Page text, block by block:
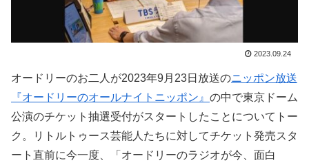
2023.09.24
オードリーのお二人が2023年9月23日放送のニッポン放送
『オードリーのオールナイトニッポン』 の中で東京ドーム
公演のチケット抽選受付がスタートしたことについてトー
ク。リトルトゥース芸能人たちに対してチケット発売スタ
ート直前に今一度、「オードリーのラジオが今、面白